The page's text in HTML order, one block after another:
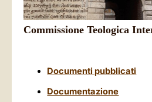
Commissione Teologica
Documenti pubblicati
Documentazione